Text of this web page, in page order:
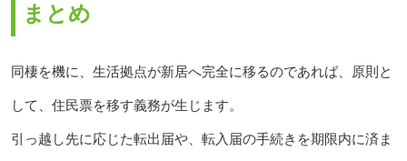
まとめ
同棲を機に、生活拠点が新居へ完全に移るのであれば、原則と
して、住民票を移す義務が生じます。
引っ越し先に応じた転出届や、転入届の手続きを期限内に済ま